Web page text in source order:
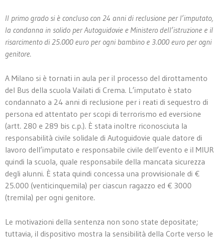
Il primo grado si è concluso con 24 anni di reclusione per l’imputato,
la condanna in solido per Autoguidovie e Ministero dell’istruzione e il
risarcimento di 25.000 euro per ogni bambino e 3.000 euro per ogni
genitore.
A Milano si è tornati in aula per il processo del dirottamento
del Bus della scuola Vailati di Crema. L’imputato è stato
condannato a 24 anni di reclusione per i reati di sequestro di
persona ed attentato per scopi di terrorismo ed eversione
(artt. 280 e 289 bis c.p.). È stata inoltre riconosciuta la
responsabilità civile solidale di Autoguidovie quale datore di
lavoro dell’imputato e responsabile civile dell’evento e il MIUR
quindi la scuola, quale responsabile della mancata sicurezza
degli alunni. È stata quindi concessa una provvisionale di €
25.000 (venticinquemila) per ciascun ragazzo ed € 3000
(tremila) per ogni genitore.
Le motivazioni della sentenza non sono state depositate;
tuttavia, il dispositivo mostra la sensibilità della Corte verso le